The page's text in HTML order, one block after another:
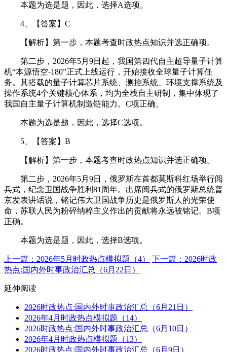
本题为选是题，因此，选择A选项。
4、【答案】C
【解析】第一步，本题考查时政热点知识并选正确项。
第二步，2026年5月9日起，我国第四代自主超导量子计算
机“本源悟空-180”正式上线运行，开始接收全球量子计算任
务。其搭载的量子计算芯片系统、测控系统、环境支撑系统及
操作系统4个关键核心体系，均为全栈自主研制，集中体现了
我国自主量子计算机制造链能力。C项正确。
本题为选是题，因此，选择C选项。
5、【答案】B
【解析】第一步，本题考查时政热点知识并选正确项。
第二步，2026年5月9日，俄罗斯在首都莫斯科红场举行阅
兵式，纪念卫国战争胜利81周年。出席阅兵式的俄罗斯总统普
京发表讲话说，铭记伟大卫国战争历史是俄罗斯人的光荣使
命，苏联人民为粉碎纳粹主义作出的贡献将永远被铭记。B项
正确。
本题为选是题，因此，选择B选项。
上一篇：2026年5月时政热点模拟题（4）
下一篇：2026时政
热点:国内外时事政治汇总（6月22日）
延伸阅读
2026时政热点:国内外时事政治汇总（6月21日）
2026年4月时政热点模拟题（14）
2026时政热点:国内外时事政治汇总（6月10日）
2026年4月时政热点模拟题（13）
2026时政热点:国内外时事政治汇总（6月9日）